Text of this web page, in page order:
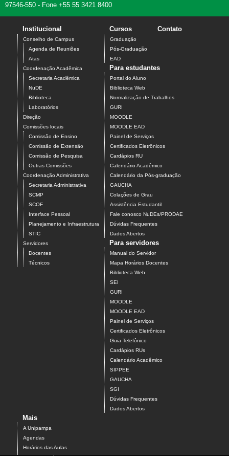
97546-550 - Fone +55 55 3421 8400
Institucional
Conselho de Campus
Agenda de Reuniões
Atas
Coordenação Acadêmica
Secretaria Acadêmica
NuDE
Biblioteca
Laboratórios
Direção
Comissões locais
Comissão de Ensino
Comissão de Extensão
Comissão de Pesquisa
Outras Comissões
Coordenação Administrativa
Secretaria Administrativa
SCMP
SCOF
Interface Pessoal
Planejamento e Infraestrutura
STIC
Servidores
Docentes
Técnicos
Cursos
Graduação
Pós-Graduação
EAD
Contato
Para estudantes
Portal do Aluno
Biblioteca Web
Normalização de Trabalhos
GURI
MOODLE
MOODLE EAD
Painel de Serviços
Certificados Eletrônicos
Cardápios RU
Calendário Acadêmico
Calendário da Pós-graduação
GAUCHA
Colações de Grau
Assistência Estudantil
Fale conosco NuDEs/PRODAE
Dúvidas Frequentes
Dados Abertos
Para servidores
Manual do Servidor
Mapa Horários Docentes
Biblioteca Web
SEI
GURI
MOODLE
MOODLE EAD
Painel de Serviços
Certificados Eletrônicos
Guia Telefônico
Cardápios RUs
Calendário Acadêmico
SIPPEE
GAUCHA
SGI
Dúvidas Frequentes
Dados Abertos
Mais
A Unipampa
Agendas
Horários das Aulas
Centro Acadêmico do Campus Alegrete